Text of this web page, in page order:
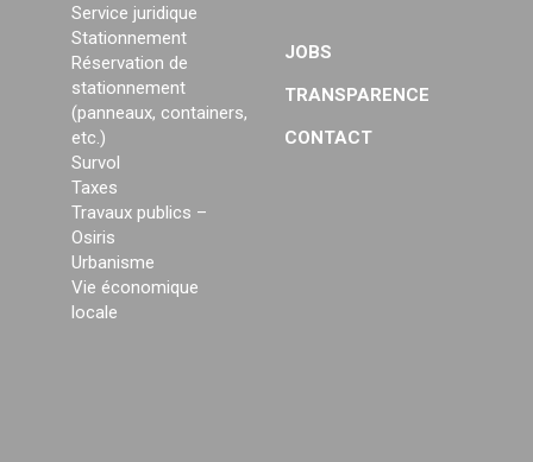
Service juridique
Stationnement
Réservation de
stationnement
(panneaux, containers,
etc.)
Survol
Taxes
Travaux publics –
Osiris
Urbanisme
Vie économique
locale
JOBS
TRANSPARENCE
CONTACT